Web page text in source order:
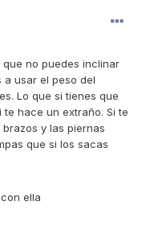
no puedes inclinar
a usar el peso del
Lo que si tienes que
hace un extraño. Si te
y las piernas
que si los sacas
ella